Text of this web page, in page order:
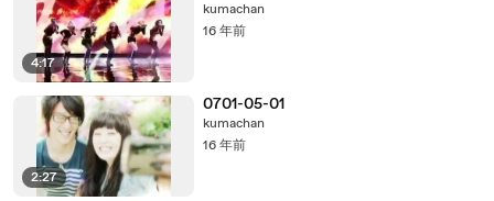
4:17
kumachan
16 年前
2:27
0701-05-01
kumachan
16 年前